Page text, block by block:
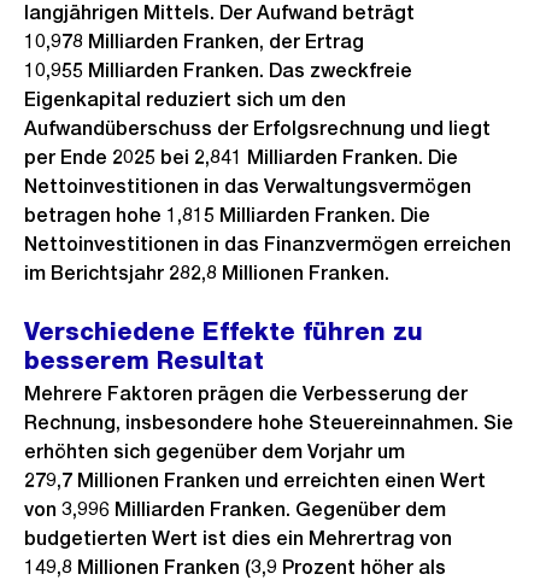
langjährigen Mittels. Der Aufwand beträgt
10,978 Milliarden Franken, der Ertrag
10,955 Milliarden Franken. Das zweckfreie
Eigenkapital reduziert sich um den
Aufwandüberschuss der Erfolgsrechnung und liegt
per Ende 2025 bei 2,841 Milliarden Franken. Die
Nettoinvestitionen in das Verwaltungsvermögen
betragen hohe 1,815 Milliarden Franken. Die
Nettoinvestitionen in das Finanzvermögen erreichen
im Berichtsjahr 282,8 Millionen Franken.
Verschiedene Effekte führen zu
besserem Resultat
Mehrere Faktoren prägen die Verbesserung der
Rechnung, insbesondere hohe Steuereinnahmen. Sie
erhöhten sich gegenüber dem Vorjahr um
279,7 Millionen Franken und erreichten einen Wert
von 3,996 Milliarden Franken. Gegenüber dem
budgetierten Wert ist dies ein Mehrertrag von
149,8 Millionen Franken (3,9 Prozent höher als